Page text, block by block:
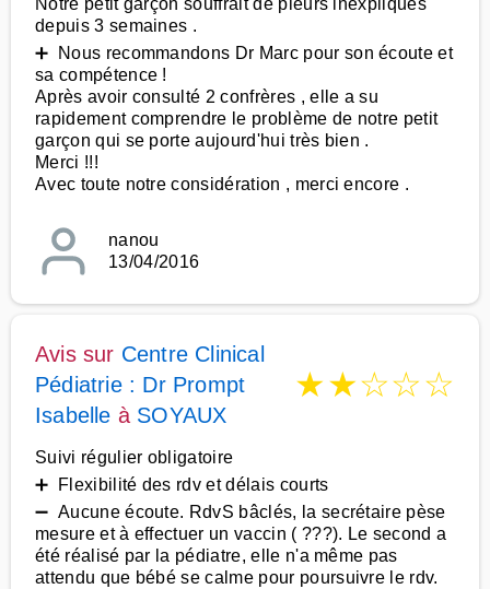
Notre petit garçon souffrait de pleurs inexpliqués
depuis 3 semaines .
➕ Nous recommandons Dr Marc pour son écoute et
sa compétence !
Après avoir consulté 2 confrères , elle a su
rapidement comprendre le problème de notre petit
garçon qui se porte aujourd'hui très bien .
Merci !!!
Avec toute notre considération , merci encore .
nanou
13/04/2016
Avis sur Centre Clinical
Pédiatrie : Dr Prompt
Isabelle à SOYAUX
★★☆☆☆
Suivi régulier obligatoire
➕ Flexibilité des rdv et délais courts
➖ Aucune écoute. RdvS bâclés, la secrétaire pèse
mesure et à effectuer un vaccin ( ???). Le second a
été réalisé par la pédiatre, elle n'a même pas
attendu que bébé se calme pour poursuivre le rdv.